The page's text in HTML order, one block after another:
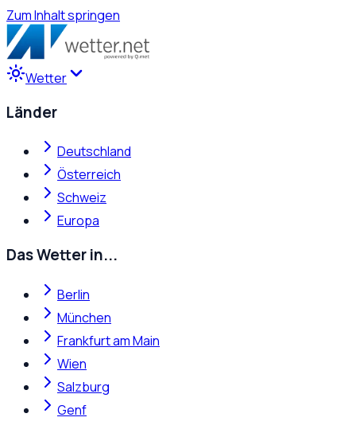
Zum Inhalt springen
Wetter
Länder
Deutschland
Österreich
Schweiz
Europa
Das Wetter in...
Berlin
München
Frankfurt am Main
Wien
Salzburg
Genf